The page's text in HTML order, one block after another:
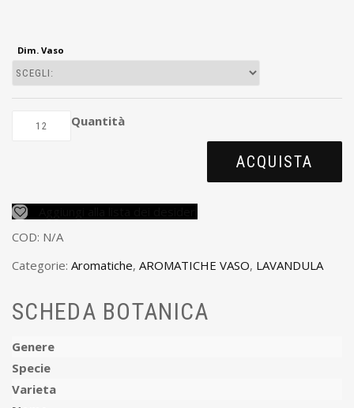
Dim. Vaso
Quantità
ACQUISTA
COD: N/A
Categorie: Aromatiche, AROMATICHE VASO, LAVANDULA
SCHEDA BOTANICA
Genere
Specie
Varieta